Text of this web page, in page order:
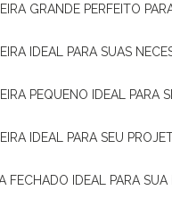
GRANDE PERFEITO
IDEAL PARA SUAS
PEQUENO IDEAL PARA
IDEAL PARA SEU
FECHADO IDEAL PARA SUA